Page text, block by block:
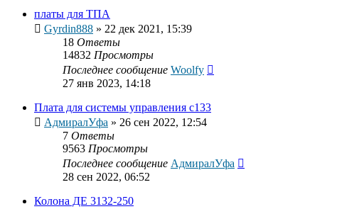
платы для ТПА
Gyrdin888 » 22 дек 2021, 15:39
18 Ответы
14832 Просмотры
Последнее сообщение Woolfy
27 янв 2023, 14:18
Плата для системы управления с133
АдмиралУфа » 26 сен 2022, 12:54
7 Ответы
9563 Просмотры
Последнее сообщение АдмиралУфа
28 сен 2022, 06:52
Колона ДЕ 3132-250